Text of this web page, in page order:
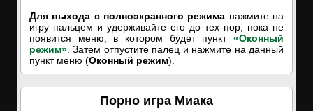
Для выхода с полноэкранного режима нажмите на
игру пальцем и удерживайте его до тех пор, пока не
появится меню, в котором будет пункт «Оконный
режим» . Затем отпустите палец и нажмите на данный
пункт меню (Оконный режим).
Порно игра Миака